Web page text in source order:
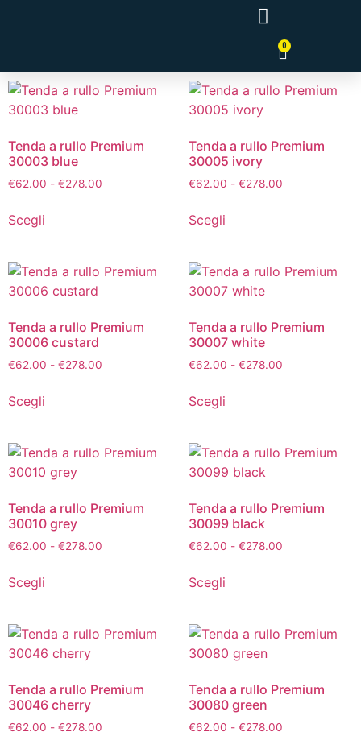
0
Tenda a rullo Premium
30003 blue
€62.00 - €278.00
Scegli
Tenda a rullo Premium
30005 ivory
€62.00 - €278.00
Scegli
Tenda a rullo Premium
30006 custard
€62.00 - €278.00
Scegli
Tenda a rullo Premium
30007 white
€62.00 - €278.00
Scegli
Tenda a rullo Premium
30010 grey
€62.00 - €278.00
Scegli
Tenda a rullo Premium
30099 black
€62.00 - €278.00
Scegli
Tenda a rullo Premium
30046 cherry
€62.00 - €278.00
Tenda a rullo Premium
30080 green
€62.00 - €278.00